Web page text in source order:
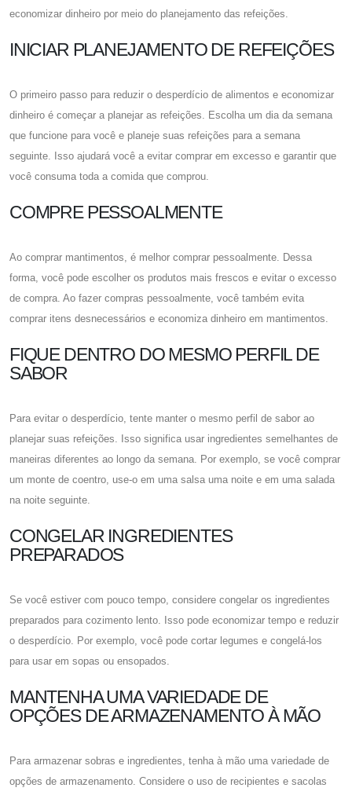
economizar dinheiro por meio do planejamento das refeições.
INICIAR PLANEJAMENTO DE REFEIÇÕES
O primeiro passo para reduzir o desperdício de alimentos e economizar
dinheiro é começar a planejar as refeições. Escolha um dia da semana
que funcione para você e planeje suas refeições para a semana
seguinte. Isso ajudará você a evitar comprar em excesso e garantir que
você consuma toda a comida que comprou.
COMPRE PESSOALMENTE
Ao comprar mantimentos, é melhor comprar pessoalmente. Dessa
forma, você pode escolher os produtos mais frescos e evitar o excesso
de compra. Ao fazer compras pessoalmente, você também evita
comprar itens desnecessários e economiza dinheiro em mantimentos.
FIQUE DENTRO DO MESMO PERFIL DE
SABOR
Para evitar o desperdício, tente manter o mesmo perfil de sabor ao
planejar suas refeições. Isso significa usar ingredientes semelhantes de
maneiras diferentes ao longo da semana. Por exemplo, se você comprar
um monte de coentro, use-o em uma salsa uma noite e em uma salada
na noite seguinte.
CONGELAR INGREDIENTES
PREPARADOS
Se você estiver com pouco tempo, considere congelar os ingredientes
preparados para cozimento lento. Isso pode economizar tempo e reduzir
o desperdício. Por exemplo, você pode cortar legumes e congelá-los
para usar em sopas ou ensopados.
MANTENHA UMA VARIEDADE DE
OPÇÕES DE ARMAZENAMENTO À MÃO
Para armazenar sobras e ingredientes, tenha à mão uma variedade de
opções de armazenamento. Considere o uso de recipientes e sacolas